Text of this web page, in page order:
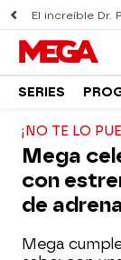
El increíble Dr.
SERIES
¡NO TE LO
Mega
con
de
Mega